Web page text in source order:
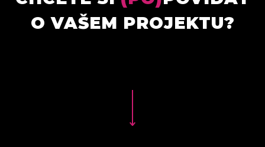
O VAŠEM PROJEKTU?